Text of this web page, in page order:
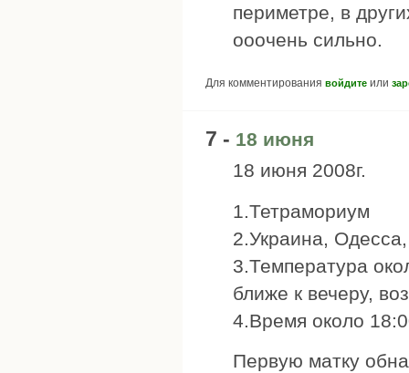
периметре, в
ооочень сильно.
Для комментирования войдите или
7 - 18 июня
18 июня 2008г.
1.Тетрамориум
2.Украина,
3.Температура
ближе к вечеру,
4.Время около
Первую матку